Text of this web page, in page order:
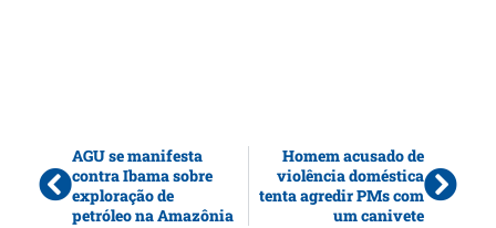
AGU se manifesta
contra Ibama sobre
exploração de
petróleo na Amazônia
Homem acusado de
violência doméstica
tenta agredir PMs com
um canivete